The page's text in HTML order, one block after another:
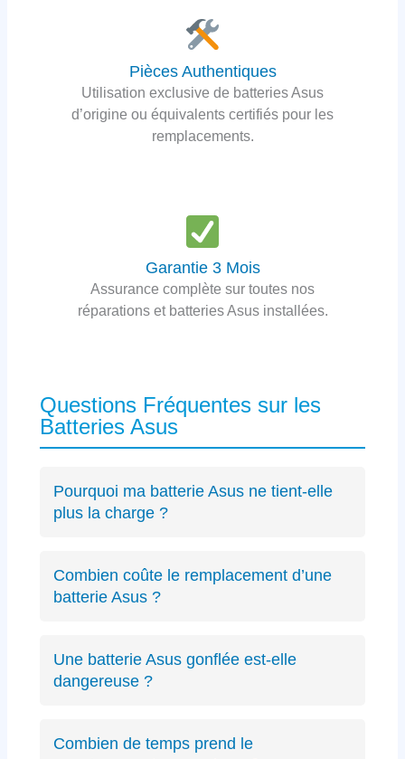
Pièces Authentiques
Utilisation exclusive de batteries Asus
d’origine ou équivalents certifiés pour les
remplacements.
Garantie 3 Mois
Assurance complète sur toutes nos
réparations et batteries Asus installées.
Questions Fréquentes sur les
Batteries Asus
Pourquoi ma batterie Asus ne tient-elle
plus la charge ?
spécifique Asus ou des cycles de charge
excessifs. Undiagnostic précis
Combien coûte le remplacement d’une
batterie Asus ?
à partir de 89€ selon le modèle, avec un devis
transparent avant intervention.
Une batterie Asus gonflée est-elle
dangereuse ?
risques de sécurité. Éteignez immédiatement
Combien de temps prend le